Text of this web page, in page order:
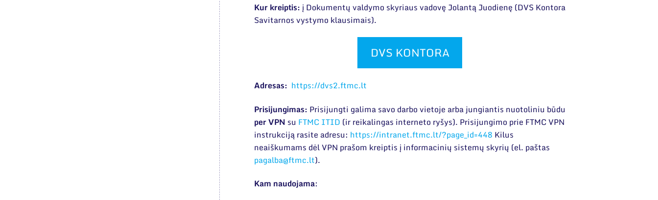
Kur kreiptis: į Dokumentų valdymo skyriaus vadovę Jolantą Juodienę (DVS Kontora
Savitarnos vystymo klausimais).
DVS KONTORA
Adresas: https://dvs2.ftmc.lt
Prisijungimas: Prisijungti galima savo darbo vietoje arba jungiantis nuotoliniu būdu
per VPN su FTMC ITID (ir reikalingas interneto ryšys). Prisijungimo prie FTMC VPN
instrukciją rasite adresu: https://intranet.ftmc.lt/?page_id=448 Kilus
neaiškumams dėl VPN prašom kreiptis į informacinių sistemų skyrių (el. paštas
pagalba@ftmc.lt).
Kam naudojama: